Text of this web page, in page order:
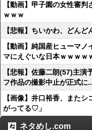
【動画】甲子園の女性審
ｗｗｗ
【悲報】ちいかわ、どん
【動画】純国産ヒューマ
マにえぐいな日本ｗｗｗｗ
【悲報】佐藤二朗(57)主
フ作品の撮影中止が正式に
【画像】井口裕香、また
がってる♡」
ネタめし.com